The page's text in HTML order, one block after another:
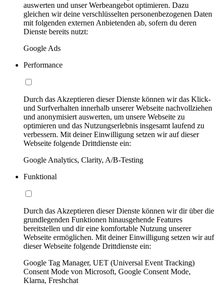
auswerten und unser Werbeangebot optimieren. Dazu
gleichen wir deine verschlüsselten personenbezogenen Daten
mit folgenden externen Anbietenden ab, sofern du deren
Dienste bereits nutzt:
Google Ads
Performance
Durch das Akzeptieren dieser Dienste können wir das Klick-
und Surfverhalten innerhalb unserer Webseite nachvollziehen
und anonymisiert auswerten, um unsere Webseite zu
optimieren und das Nutzungserlebnis insgesamt laufend zu
verbessern. Mit deiner Einwilligung setzen wir auf dieser
Webseite folgende Drittdienste ein:
Google Analytics, Clarity, A/B-Testing
Funktional
Durch das Akzeptieren dieser Dienste können wir dir über die
grundlegenden Funktionen hinausgehende Features
bereitstellen und dir eine komfortable Nutzung unserer
Webseite ermöglichen. Mit deiner Einwilligung setzen wir auf
dieser Webseite folgende Drittdienste ein:
Google Tag Manager, UET (Universal Event Tracking)
Consent Mode von Microsoft, Google Consent Mode,
Klarna, Freshchat